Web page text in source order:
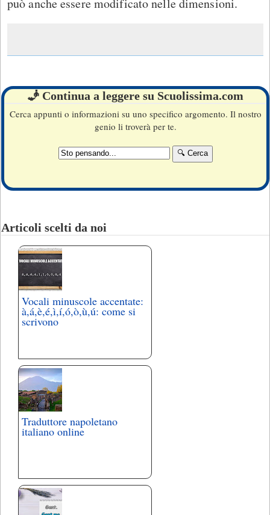
🧞 Continua a leggere su Scuolissima.com
Cerca appunti o informazioni su uno specifico argomento. Il nostro
genio li troverà per te.
Articoli scelti da noi
Vocali minuscole accentate:
à,á,è,é,ì,í,ó,ò,ù,ú: come si
scrivono
Traduttore napoletano
italiano online